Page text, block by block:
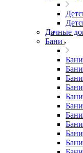
Дачные
Бани
Бани